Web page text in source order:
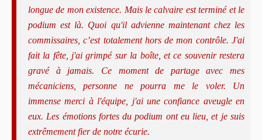
longue de mon existence. Mais le calvaire est terminé et le
podium est là. Quoi qu'il advienne maintenant chez les
commissaires, c’est totalement hors de mon contrôle. J'ai
fait la fête, j'ai grimpé sur la boîte, et ce souvenir restera
gravé à jamais. Ce moment de partage avec mes
mécaniciens, personne ne pourra me le voler. Un
immense merci à l'équipe, j'ai une confiance aveugle en
eux. Les émotions fortes du podium ont eu lieu, et je suis
extrêmement fier de notre écurie.